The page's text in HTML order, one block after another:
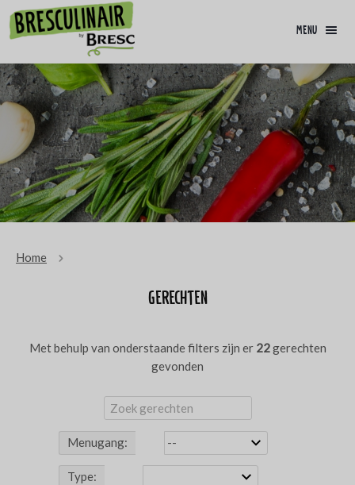
menu
Home
Gerechten
Met behulp van onderstaande filters zijn er 22gerechten
gevonden
Menugang:
Type: